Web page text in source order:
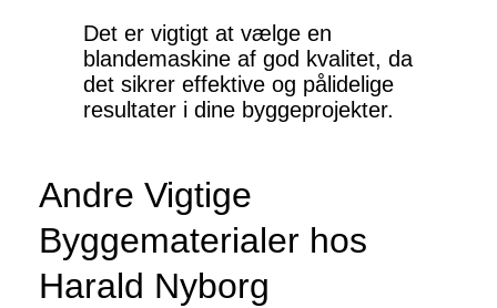
Det er vigtigt at vælge en
blandemaskine af god kvalitet, da
det sikrer effektive og pålidelige
resultater i dine byggeprojekter.
Andre Vigtige
Byggematerialer hos
Harald Nyborg